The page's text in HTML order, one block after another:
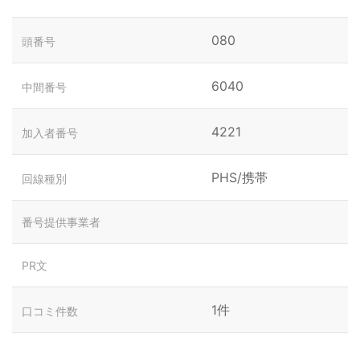
頭番号 080
中間番号 6040
加入者番号 4221
回線種別 PHS/携帯
番号提供事業者
PR文
口コミ件数 1件